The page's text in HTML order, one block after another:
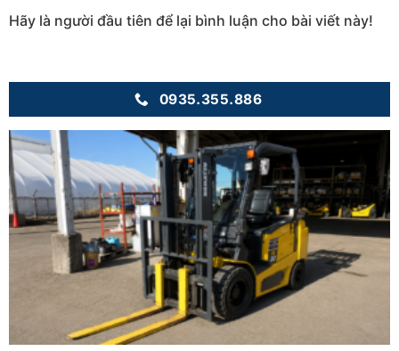
Hãy là người đầu tiên để lại bình luận cho bài viết này!
0935.355.886